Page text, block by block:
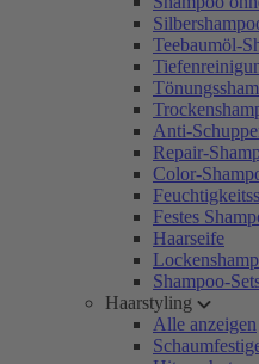
Teebaumöl-
Anti-
Repair-
Color-
Festes
Haarseife
Shampoo-
Haarstyling
Alle anzeigen